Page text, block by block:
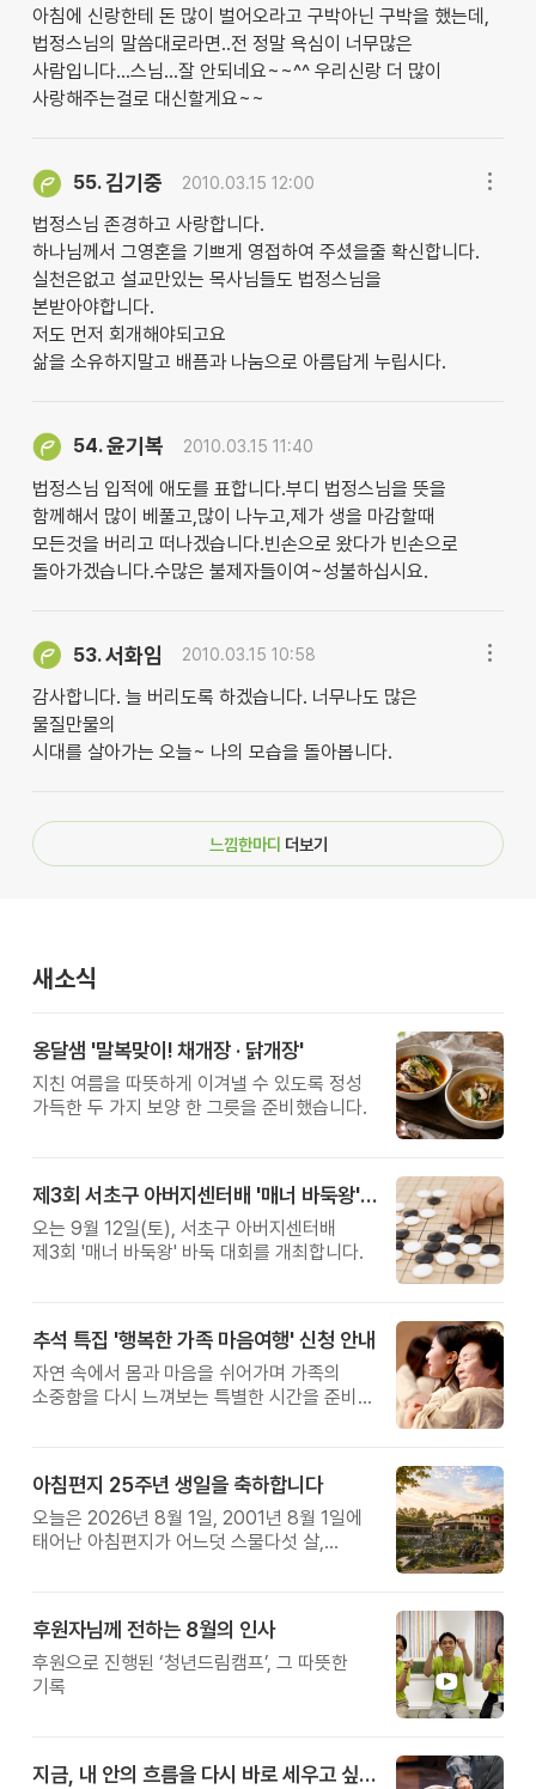
아침에 신랑한테 돈 많이 벌어오라고 구박아닌 구박을 했는데,
법정스님의 말씀대로라면..전 정말 욕심이 너무많은
사람입니다...스님...잘 안되네요~~^^ 우리신랑 더 많이
사랑해주는걸로 대신할게요~~
55.김기중 2010.03.15 12:00
법정스님 존경하고 사랑합니다.
하나님께서 그영혼을 기쁘게 영접하여 주셨을줄 확신합니다.
실천은없고 설교만있는 목사님들도 법정스님을
본받아야합니다.
저도 먼저 회개해야되고요
삶을 소유하지말고 배픔과 나눔으로 아름답게 누립시다.
54.윤기복 2010.03.15 11:40
법정스님 입적에 애도를 표합니다.부디 법정스님을 뜻을
함께해서 많이 베풀고,많이 나누고,제가 생을 마감할때
모든것을 버리고 떠나겠습니다.빈손으로 왔다가 빈손으로
돌아가겠습니다.수많은 불제자들이여~성불하십시요.
53.서화임 2010.03.15 10:58
감사합니다. 늘 버리도록 하겠습니다. 너무나도 많은
물질만물의
시대를 살아가는 오늘~ 나의 모습을 돌아봅니다.
느낌한마디 더보기
새소식
옹달샘 '말복맞이! 채개장 · 닭개장'
지친 여름을 따뜻하게 이겨낼 수 있도록 정성
가득한 두 가지 보양 한 그릇을 준비했습니다.
제3회 서초구 아버지센터배 '매너 바둑왕' 대회
오는 9월 12일(토), 서초구 아버지센터배
제3회 '매너 바둑왕' 바둑 대회를 개최합니다.
추석 특집 '행복한 가족 마음여행' 신청 안내
자연 속에서 몸과 마음을 쉬어가며 가족의
소중함을 다시 느껴보는 특별한 시간을 준비해
아침편지 25주년 생일을 축하합니다
오늘은 2026년 8월 1일, 2001년 8월 1일에
태어난 아침편지가 어느덧 스물다섯 살,
후원자님께 전하는 8월의 인사
후원으로 진행된 ‘청년드림캠프’, 그 따뜻한
기록
지금, 내 안의 흐름을 다시 바로 세우고 싶다면